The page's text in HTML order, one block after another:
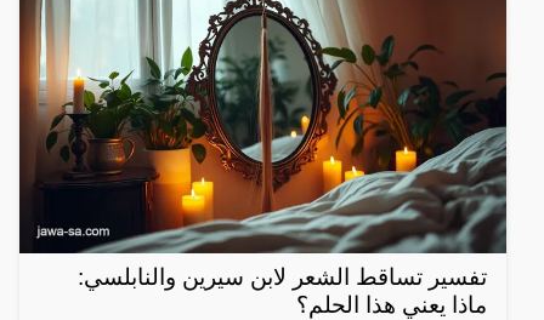
تفسير تساقط الشعر لابن سيرين والنابلسي:
ماذا يعني هذا الحلم؟